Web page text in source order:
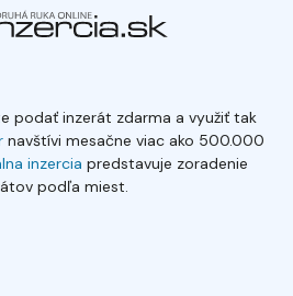
podať inzerát zdarma a využiť tak
navštívi mesačne viac ako 500.000
inzercia predstavuje zoradenie
podľa miest.